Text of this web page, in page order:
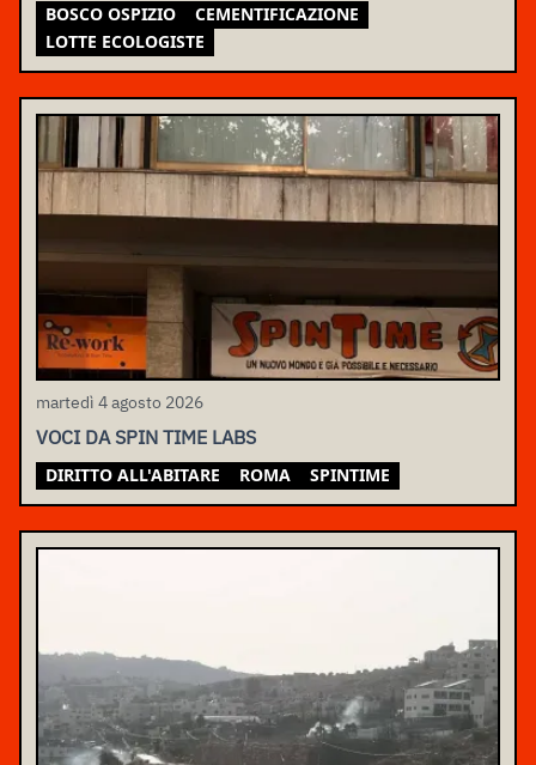
BOSCO OSPIZIO
CEMENTIFICAZIONE
LOTTE ECOLOGISTE
martedì 4 agosto 2026
VOCI DA SPIN TIME LABS
DIRITTO ALL'ABITARE ROMA SPINTIME